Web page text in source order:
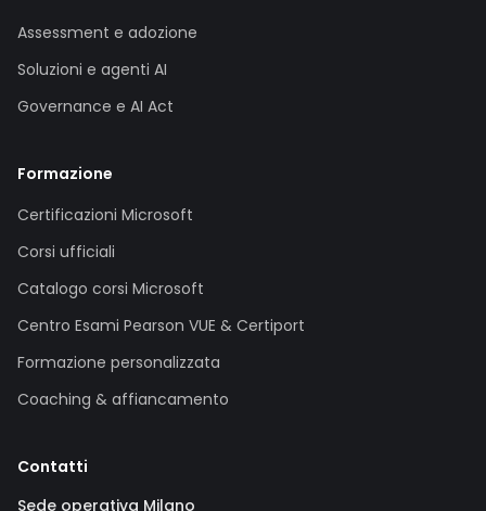
Assessment e adozione
Soluzioni e agenti AI
Governance e AI Act
Formazione
Certificazioni Microsoft
Corsi ufficiali
Catalogo corsi Microsoft
Centro Esami Pearson VUE & Certiport
Formazione personalizzata
Coaching & affiancamento
Contatti
Sede operativa Milano